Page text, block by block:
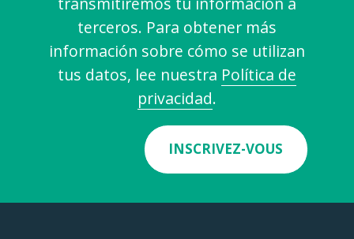
terceros. Para obtener más
información sobre cómo se utilizan
tus datos, lee nuestra Política de
privacidad.
INSCRIVEZ-VOUS